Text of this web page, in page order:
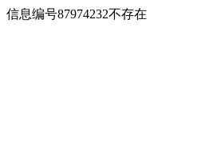
信息编号87974232不存在